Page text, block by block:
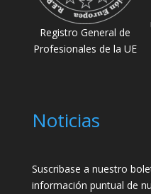
Registro General de
Profesionales de la UE
Noticias
Suscribase a nuestro
información puntual de